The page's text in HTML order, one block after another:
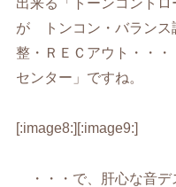
出来る「トーンコント
が トンコン・バランス
整・ＲＥＣアウト・
センター」ですね
[:image8:][:image9:]
・・・で、肝心な